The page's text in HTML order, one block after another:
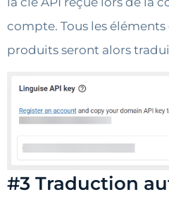
compte. Tous les
produits seront alors
#3 Traduction